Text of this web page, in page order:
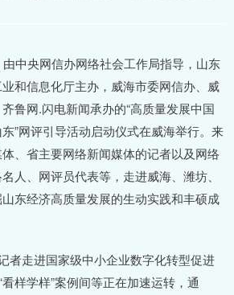
央网信办网络社会工作局指导，山东
和信息化厅主办，威海市委网信办、威
鲁网.闪电新闻承办的“高质量发展中国
”网评引导活动启动仪式在威海举行。来
、省主要网络新闻媒体的记者以及网络
人、网评员代表等，走进威海、潍坊、
东经济高质量发展的生动实践和丰硕成
走进国家级中小企业数字化转型促进
样学样”案例间等正在加速运转，通